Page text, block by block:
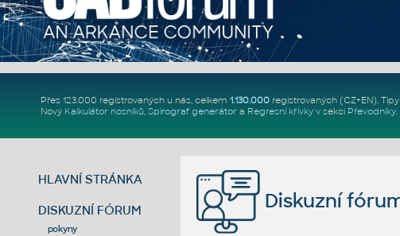
Přes 123.000 registrovaných u nás, celkem 1.130.000registrovaných (CZ+EN).
Nový Kalkulátor nosníků, Spirograf generátor a Regresní křivkyv sekci Převodníky.
HLAVNÍ STRÁNKA
DISKUZNÍ FÓRUM
pokyny
Diskuzní